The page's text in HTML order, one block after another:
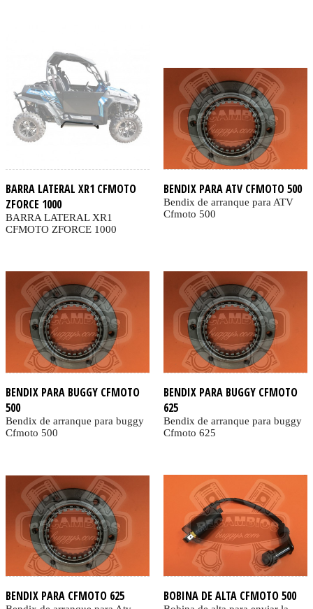
BARRA LATERAL XR1 CFMOTO
ZFORCE 1000
BARRA LATERAL XR1
CFMOTO ZFORCE 1000
BENDIX PARA ATV CFMOTO 500
Bendix de arranque para ATV
Cfmoto 500
BENDIX PARA BUGGY CFMOTO
500
Bendix de arranque para buggy
Cfmoto 500
BENDIX PARA BUGGY CFMOTO
625
Bendix de arranque para buggy
Cfmoto 625
BENDIX PARA CFMOTO 625 BOBINA DE ALTA CFMOTO 500